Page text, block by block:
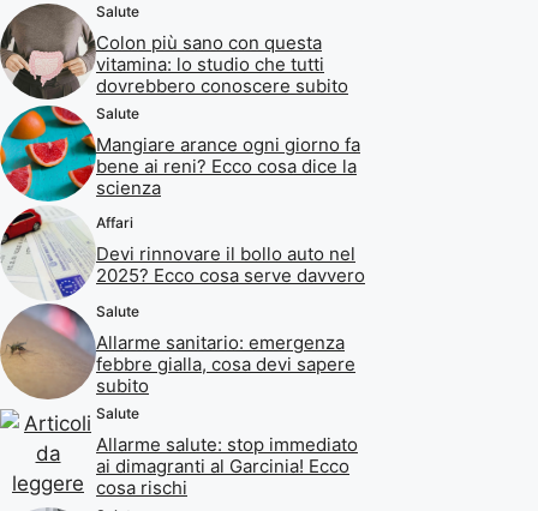
Salute
Colon più sano con questa
vitamina: lo studio che tutti
dovrebbero conoscere subito
Salute
Mangiare arance ogni giorno fa
bene ai reni? Ecco cosa dice la
scienza
Affari
Devi rinnovare il bollo auto nel
2025? Ecco cosa serve davvero
Salute
Allarme sanitario: emergenza
febbre gialla, cosa devi sapere
subito
Salute
Allarme salute: stop immediato
ai dimagranti al Garcinia! Ecco
cosa rischi